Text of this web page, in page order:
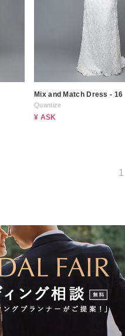
Mix and Match Dress - 16
Quantize
¥ ASK
1